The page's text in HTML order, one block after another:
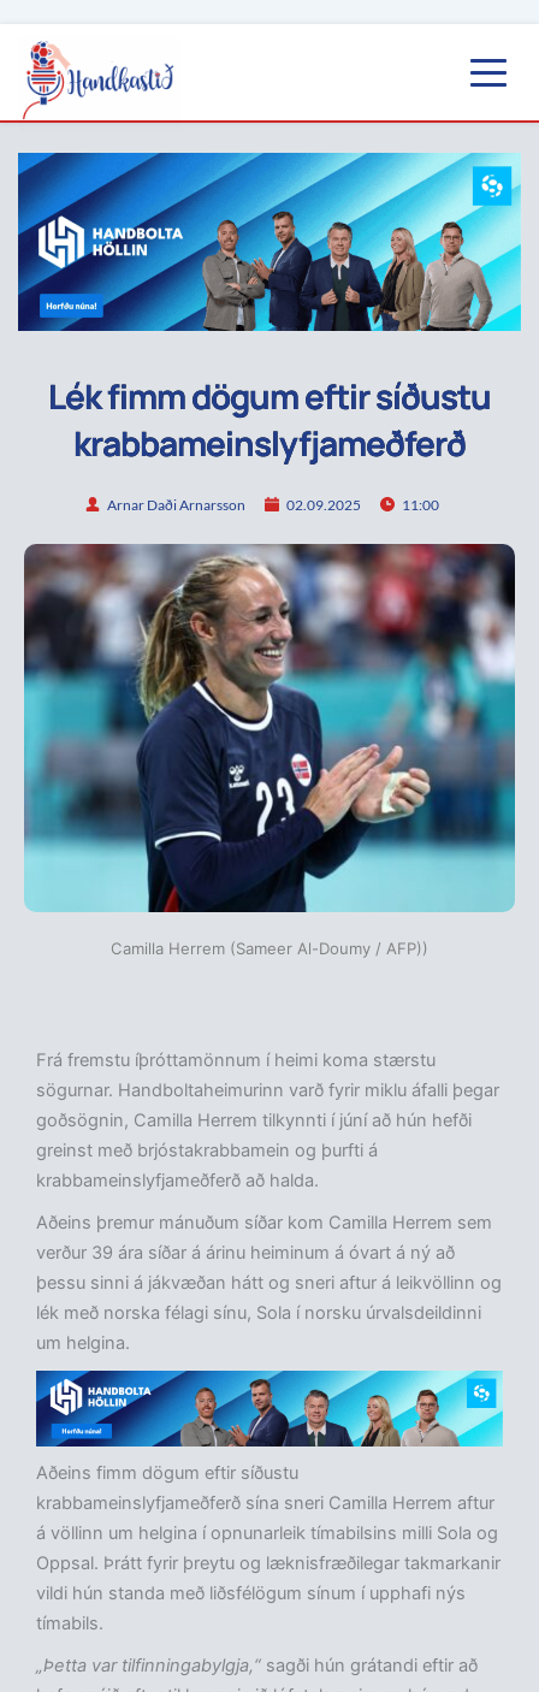
Lék fimm dögum eftir síðustu
krabbameinslyfjameðferð
Arnar Daði Arnarsson 02.09.2025 11:00
Camilla Herrem (Sameer Al-Doumy / AFP))
Frá fremstu íþróttamönnum í heimi koma stærstu
sögurnar. Handboltaheimurinn varð fyrir miklu áfalli þegar
goðsögnin, Camilla Herrem tilkynnti í júní að hún hefði
greinst með brjóstakrabbamein og þurfti á
krabbameinslyfjameðferð að halda.
Aðeins þremur mánuðum síðar kom Camilla Herrem sem
verður 39 ára síðar á árinu heiminum á óvart á ný að
þessu sinni á jákvæðan hátt og sneri aftur á leikvöllinn og
lék með norska félagi sínu, Sola í norsku úrvalsdeildinni
um helgina.
Aðeins fimm dögum eftir síðustu
krabbameinslyfjameðferð sína sneri Camilla Herrem aftur
á völlinn um helgina í opnunarleik tímabilsins milli Sola og
Oppsal. Þrátt fyrir þreytu og læknisfræðilegar takmarkanir
vildi hún standa með liðsfélögum sínum í upphafi nýs
tímabils.
„Þetta var tilfinningabylgja,“ sagði hún grátandi eftir að